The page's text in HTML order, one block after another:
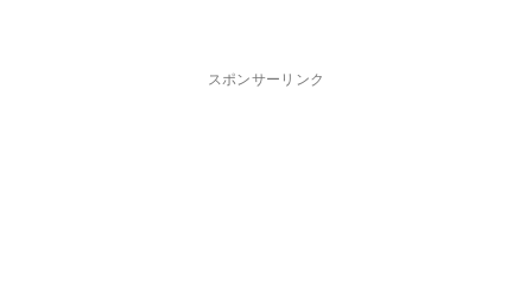
スポンサーリンク